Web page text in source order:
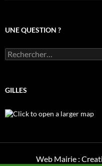
UNE QUESTION ?
Rechercher :
GILLES
Web Mairie :